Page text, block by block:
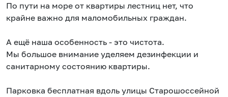
По пути на море от квартиры лестниц нет, что
крайне важно для маломобильных граждан.
А ещё наша особенность - это чистота.
Мы большое внимание уделяем дезинфекции и
санитарному состоянию квартиры.
Парковка бесплатная вдоль улицы Старошоссейной